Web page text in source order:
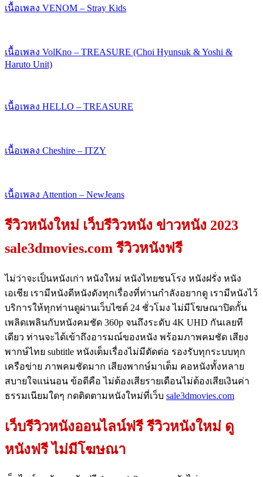
เนื้อเพลง VENOM – Stray Kids
เนื้อเพลง VolKno – TREASURE (Choi Hyunsuk & Yoshi &
Haruto Unit)
เนื้อเพลง HELLO – TREASURE
เนื้อเพลง Cheshire – ITZY
เนื้อเพลง Attention – NewJeans
รีวิวหนังใหม่ เว็บรีวิวหนัง ข่าวหนัง 2023
sale3dmovies.com รีวิวหนังฟรี
ไม่ว่าจะเป็นหนังเก่า หนังใหม่ หนังไทยชนโรง หนังฝรั่ง หนัง
เอเชีย เรามีหนังดีหนังดังทุกเรื่องที่ท่านกำลังอยากดู เรามีหนังไว้
บริการให้ทุกท่านดูผ่านเว็บไซต์ 24 ชั่วโมง ไม่มีโฆษณาปิดกั้น
เพลิดเพลินกับหนังคมชัด 360p จนถึงระดับ 4K UHD กันเลยที
เดียว ท่านจะได้เข้าถึงอารมณ์ของหนัง พร้อมภาพคมชัด เสียง
พากษ์ไทย subtitle หนังเต็มเรื่องไม่มีตัดต่อ รองรับทุกระบบทุก
เครือข่าย ภาพคมชัดมาก เสียงพากษ์มาเต็ม คอหนังทั้งหลาย
สบายใจแน่นอน ข้อดีคือ ไม่ต้องเสียรายเดือนไม่ต้องเสียเงินค่า
ธรรมเนียมใดๆ กดติดตามหนังใหม่ที่เว็บ sale3dmovies.com
เว็บรีวิวหนังออนไลน์ฟรี รีวิวหนังใหม่ ดู
หนังฟรี ไม่มีโฆษณา